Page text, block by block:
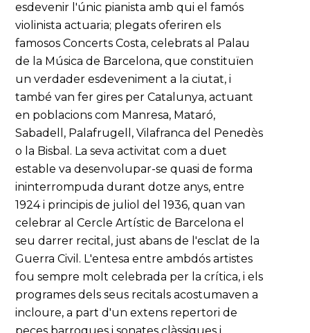
esdevenir l'únic pianista amb qui el famós
violinista actuaria; plegats oferiren els
famosos Concerts Costa, celebrats al Palau
de la Música de Barcelona, que constituïen
un verdader esdeveniment a la ciutat, i
també van fer gires per Catalunya, actuant
en poblacions com Manresa, Mataró,
Sabadell, Palafrugell, Vilafranca del Penedès
o la Bisbal. La seva activitat com a duet
estable va desenvolupar-se quasi de forma
ininterrompuda durant dotze anys, entre
1924 i principis de juliol del 1936, quan van
celebrar al Cercle Artístic de Barcelona el
seu darrer recital, just abans de l'esclat de la
Guerra Civil. L'entesa entre ambdós artistes
fou sempre molt celebrada per la crítica, i els
programes dels seus recitals acostumaven a
incloure, a part d'un extens repertori de